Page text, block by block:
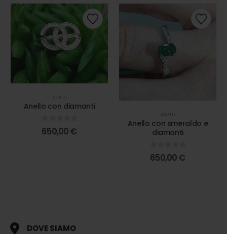
Anello con diamanti
0 out of 5
650,00€
Anello con smeraldo e
diamanti
0 out of 5
650,00€
DOVE SIAMO